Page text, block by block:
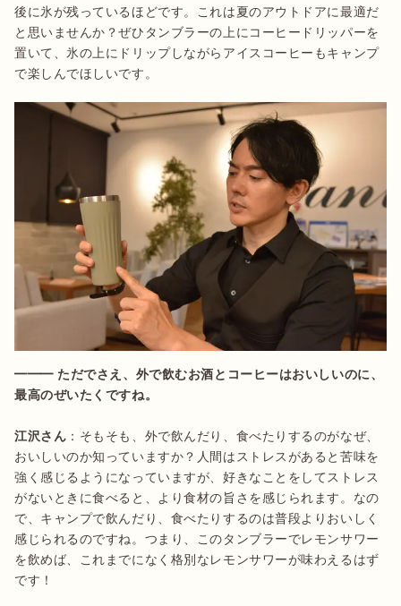
後に氷が残っているほどです。これは夏のアウトドアに最適だ
と思いませんか？ぜひタンブラーの上にコーヒードリッパーを
置いて、氷の上にドリップしながらアイスコーヒーもキャンプ
で楽しんでほしいです。
━━━ ただでさえ、外で飲むお酒とコーヒーはおいしいのに、
江沢さん ：そもそも、外で飲んだり、食べたりするのがなぜ、
おいしいのか知っていますか？人間はストレスがあると苦味を
強く感じるようになっていますが、好きなことをしてストレス
がないときに食べると、より食材の旨さを感じられます。なの
で、キャンプで飲んだり、食べたりするのは普段よりおいしく
感じられるのですね。つまり、このタンブラーでレモンサワー
を飲めば、これまでになく格別なレモンサワーが味わえるはず
です！